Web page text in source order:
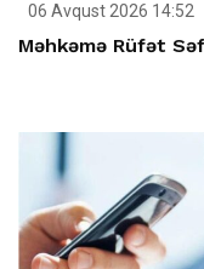
06 Avqust 2026 14:52
Məhkəmə Rüfət